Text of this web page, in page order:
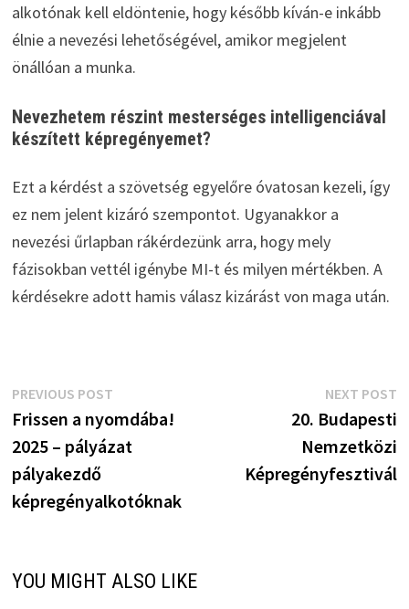
alkotónak kell eldöntenie, hogy később kíván-e inkább
élnie a nevezési lehetőségével, amikor megjelent
önállóan a munka.
Nevezhetem részint mesterséges intelligenciával
készített képregényemet?
Ezt a kérdést a szövetség egyelőre óvatosan kezeli, így
ez nem jelent kizáró szempontot. Ugyanakkor a
nevezési űrlapban rákérdezünk arra, hogy mely
fázisokban vettél igénybe MI-t és milyen mértékben. A
kérdésekre adott hamis válasz kizárást von maga után.
Bejegyzés
navigáció
PREVIOUS POSTPrevious
post:
Frissen a nyomdába!
2025 – pályázat
pályakezdő
képregényalkotóknak
NEXT POST
20. Budapesti
Nemzetközi
Képregényfesztivál
YOU MIGHT ALSO LIKE